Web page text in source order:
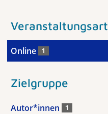
Veranstaltungsart
Online 1
Zielgruppe
Autor*innen 1